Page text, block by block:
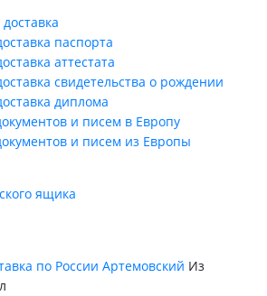
паспорта
аттестата
свидетельства о рождении
диплома
и писем в Европу
и писем из Европы
ящика
по России Артемовский Из